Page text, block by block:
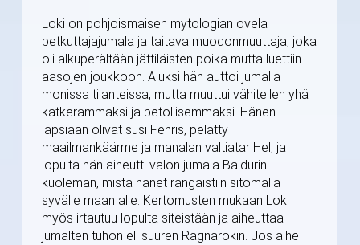
Loki on pohjoismaisen mytologian ovela
petkuttajajumala ja taitava muodonmuuttaja, joka
oli alkuperältään jättiläisten poika mutta luettiin
aasojen joukkoon. Aluksi hän auttoi jumalia
monissa tilanteissa, mutta muuttui vähitellen yhä
katkerammaksi ja petollisemmaksi. Hänen
lapsiaan olivat susi Fenris, pelätty
maailmankäärme ja manalan valtiatar Hel, ja
lopulta hän aiheutti valon jumala Baldurin
kuoleman, mistä hänet rangaistiin sitomalla
syvälle maan alle. Kertomusten mukaan Loki
myös irtautuu lopulta siteistään ja aiheuttaa
jumalten tuhon eli suuren Ragnarökin. Jos aihe